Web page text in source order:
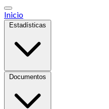
Inicio
Estadísticas
Documentos